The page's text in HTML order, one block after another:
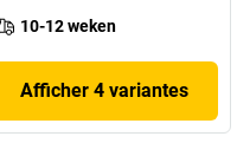
10-12 weken
Afficher 4 variantes